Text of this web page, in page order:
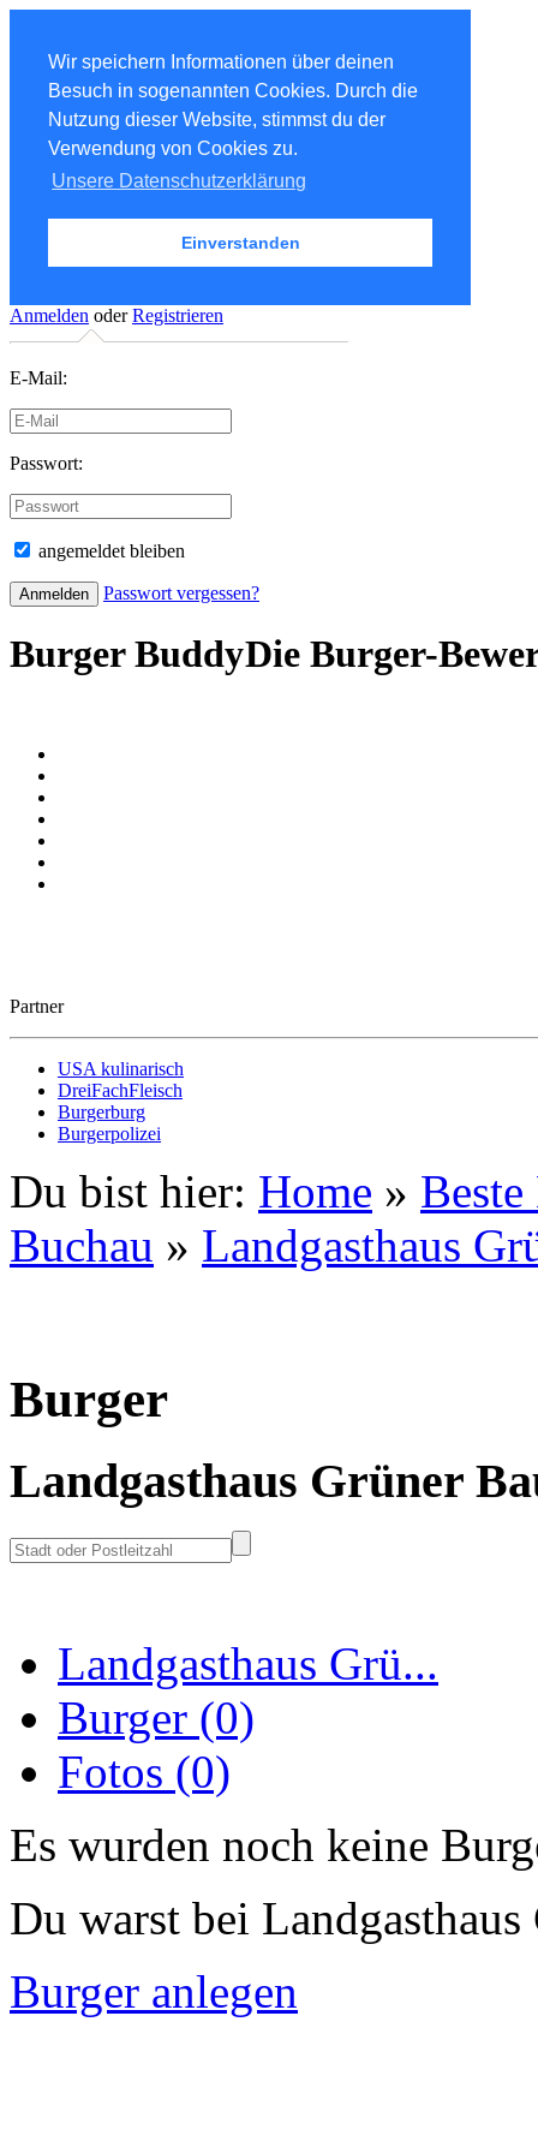
Wir speichern Informationen über deinen
Besuch in sogenannten Cookies. Durch die
Nutzung dieser Website, stimmst du der
Verwendung von Cookies zu.
Unsere Datenschutzerklärung
Einverstanden
Anmelden oder Registrieren
E-Mail:
Passwort:
angemeldet bleiben
Passwort vergessen?
Burger BuddyDie Burger-
Partner
USA kulinarisch
DreiFachFleisch
Burgerburg
Burgerpolizei
Du bist hier: Home »
Buchau » Landgasthaus
Burger
Landgasthaus Grüner
Landgasthaus Grü...
Burger (0)
Fotos (0)
Es wurden noch keine
Du warst bei
Burger anlegen